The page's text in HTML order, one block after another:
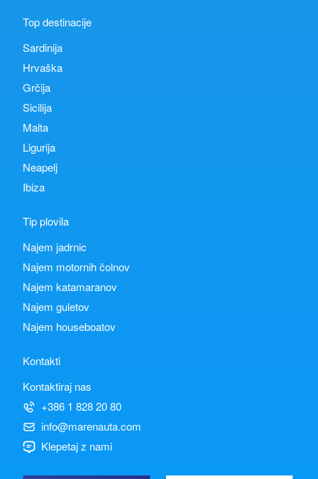
Top destinacije
Sardinija
Hrvaška
Grčija
Sicilija
Malta
Ligurija
Neapelj
Ibiza
Tip plovila
Najem jadrnic
Najem motornih čolnov
Najem katamaranov
Najem guletov
Najem houseboatov
Kontakti
Kontaktiraj nas
+386 1 828 20 80
info@marenauta.com
Klepetaj z nami